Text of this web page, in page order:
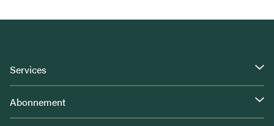
Services
Abonnement